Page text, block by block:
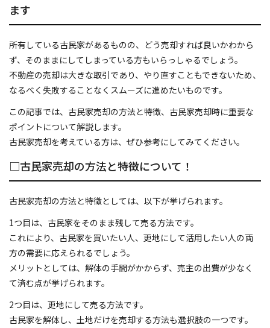
売却時の税金
よくあるご質問
会社概要
代表あいさつ
お問い合わせ
トピックス
お客さまの声
ます
所有している古民家があるものの、どう売却すれば良いかわから
ず、そのままにしてしまっている方もいらっしゃるでしょう。
不動産の売却は大きな取引であり、やり直すこともできないため、
なるべく失敗することなくスムーズに進めたいものです。
この記事では、古民家売却の方法と特徴、古民家売却時に重要な
ポイントについて解説します。
古民家売却を考えている方は、ぜひ参考にしてみてください。
□古民家売却の方法と特徴について！
古民家売却の方法と特徴としては、以下が挙げられます。
1つ目は、古民家をそのまま残して売る方法です。
これにより、古民家を買いたい人、更地にして活用したい人の両
方の需要に応えられるでしょう。
メリットとしては、解体の手間がかからず、売主の出費が少なく
て済む点が挙げられます。
2つ目は、更地にして売る方法です。
古民家を解体し、土地だけを売却する方法も選択肢の一つです。